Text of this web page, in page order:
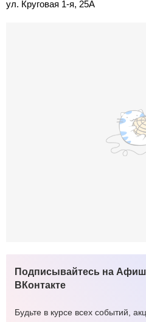
ул. Круговая 1-я, 25А
Подписывайтесь на
ВКонтакте
Будьте в курсе всех событий,